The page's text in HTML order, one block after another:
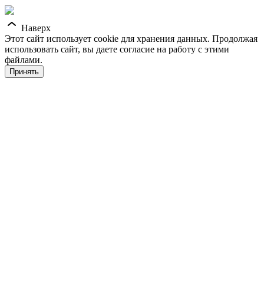
Наверх
Этот сайт использует cookie для хранения данных. Продолжая
использовать сайт, вы даете согласие на работу с этими
файлами.
Принять